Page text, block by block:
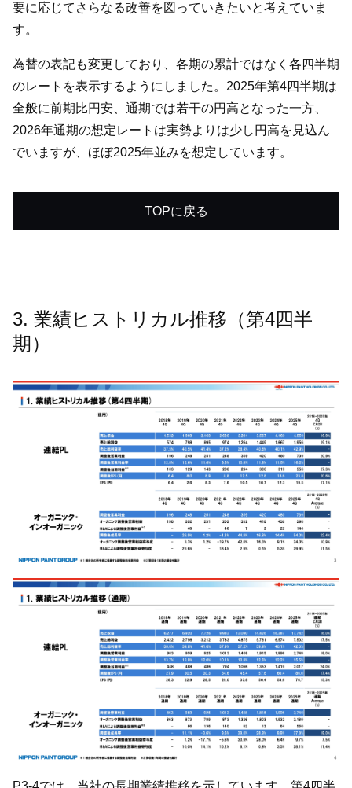
要に応じてさらなる改善を図っていきたいと考えていま
す。
為替の表記も変更しており、各期の累計ではなく各四半期
のレートを表示するようにしました。2025年第4四半期は
全般に前期比円安、通期では若干の円高となった一方、
2026年通期の想定レートは実勢よりは少し円高を見込ん
でいますが、ほぼ2025年並みを想定しています。
TOPに戻る
3. 業績ヒストリカル推移（第4四半
期）